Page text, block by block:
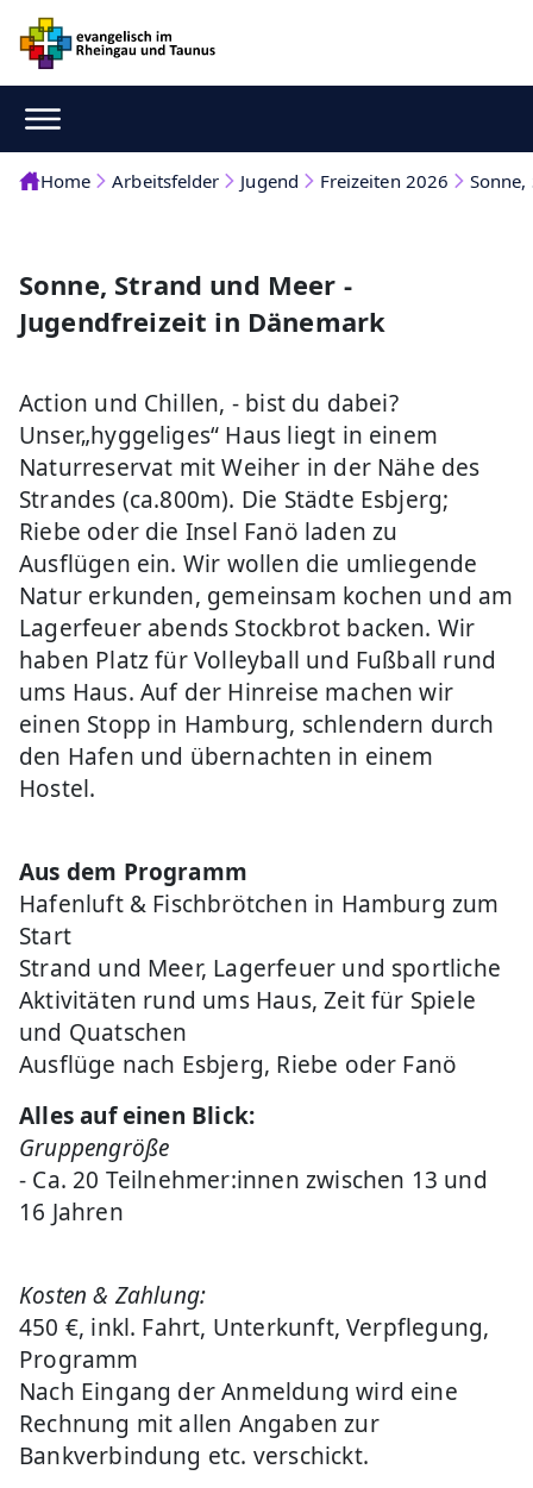
Home Arbeitsfelder Jugend Freizeiten 2026
Sonne, Strand und Meer -
Jugendfreizeit in Dänemark
Action und Chillen, - bist du dabei?
Unser„hyggeliges“ Haus liegt in einem
Naturreservat mit Weiher in der Nähe des
Strandes (ca.800m). Die Städte Esbjerg;
Riebe oder die Insel Fanö laden zu
Ausflügen ein. Wir wollen die umliegende
Natur erkunden, gemeinsam kochen und am
Lagerfeuer abends Stockbrot backen. Wir
haben Platz für Volleyball und Fußball rund
ums Haus. Auf der Hinreise machen wir
einen Stopp in Hamburg, schlendern durch
den Hafen und übernachten in einem
Hostel.
Aus dem Programm
Hafenluft & Fischbrötchen in Hamburg zum
Start
Strand und Meer, Lagerfeuer und sportliche
Aktivitäten rund ums Haus, Zeit für Spiele
und Quatschen
Ausflüge nach Esbjerg, Riebe oder Fanö
Alles auf einen Blick:
Gruppengröße
- Ca. 20 Teilnehmer:innen zwischen 13 und
16 Jahren
Kosten & Zahlung:
450 €, inkl. Fahrt, Unterkunft, Verpflegung,
Programm
Nach Eingang der Anmeldung wird eine
Rechnung mit allen Angaben zur
Bankverbindung etc. verschickt.